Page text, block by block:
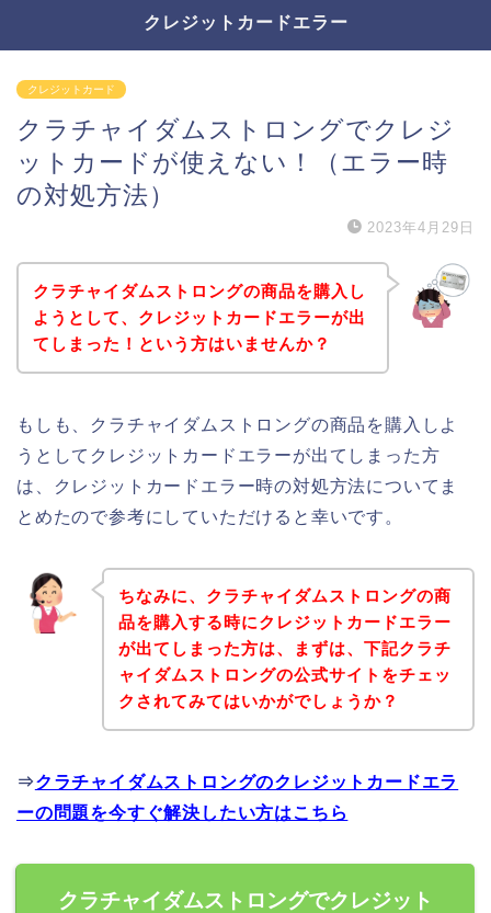
クレジットカードエラー
クレジットカード
クラチャイダムストロングでクレジ
ットカードが使えない！（エラー時
の対処方法）
2023年4月29日
クラチャイダムストロングの商品を購入し
ようとして、クレジットカードエラーが出
てしまった！という方はいませんか？
もしも、クラチャイダムストロングの商品を購入しよ
うとしてクレジットカードエラーが出てしまった方
は、クレジットカードエラー時の対処方法についてま
とめたので参考にしていただけると幸いです。
ちなみに、クラチャイダムストロングの商
品を購入する時にクレジットカードエラー
が出てしまった方は、まずは、下記クラチ
ャイダムストロングの公式サイトをチェッ
クされてみてはいかがでしょうか？
⇒クラチャイダムストロングのクレジットカードエラ
ーの問題を今すぐ解決したい方はこちら
クラチャイダムストロングでクレジット